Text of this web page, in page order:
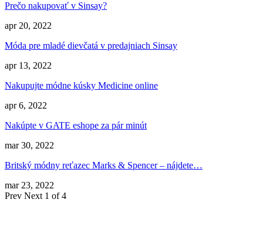
Prečo nakupovať v Sinsay?
apr 20, 2022
Móda pre mladé dievčatá v predajniach Sinsay
apr 13, 2022
Nakupujte módne kúsky Medicine online
apr 6, 2022
Nakúpte v GATE eshope za pár minút
mar 30, 2022
Britský módny reťazec Marks & Spencer – nájdete…
mar 23, 2022
Prev Next 1 of 4